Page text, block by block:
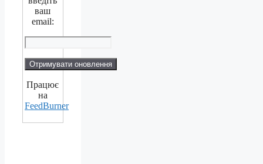
ваш
email:
Працює
на
FeedBurner